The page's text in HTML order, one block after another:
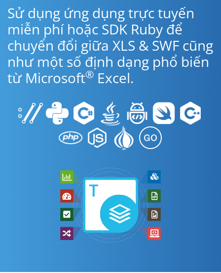
Sử dụng ứng dụng trực tuyến
miễn phí hoặc SDK Ruby để
chuyển đổi giữa XLS & SWF cũng
như một số định dạng phổ biến
từ Microsoft® Excel.